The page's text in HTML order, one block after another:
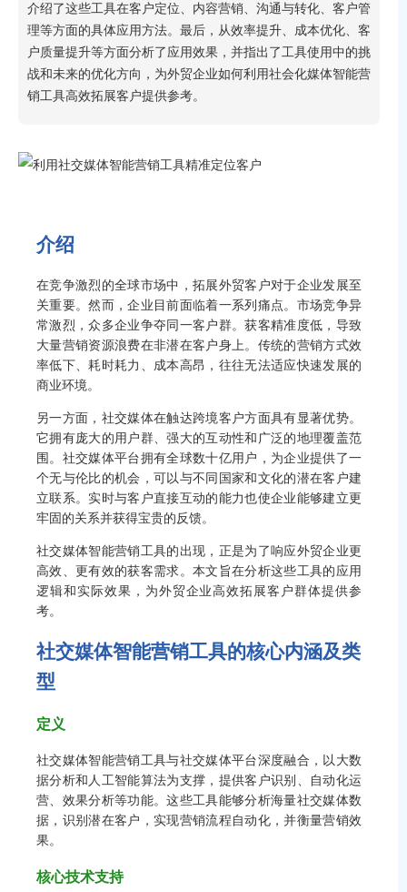
介绍了这些工具在客户定位、内容营销、沟通与转化、客户管
理等方面的具体应用方法。最后，从效率提升、成本优化、客
户质量提升等方面分析了应用效果，并指出了工具使用中的挑
战和未来的优化方向，为外贸企业如何利用社会化媒体智能营
销工具高效拓展客户提供参考。
介绍
在竞争激烈的全球市场中，拓展外贸客户对于企业发展至
关重要。然而，企业目前面临着一系列痛点。市场竞争异
常激烈，众多企业争夺同一客户群。获客精准度低，导致
大量营销资源浪费在非潜在客户身上。传统的营销方式效
率低下、耗时耗力、成本高昂，往往无法适应快速发展的
商业环境。
另一方面，社交媒体在触达跨境客户方面具有显著优势。
它拥有庞大的用户群、强大的互动性和广泛的地理覆盖范
围。社交媒体平台拥有全球数十亿用户，为企业提供了一
个无与伦比的机会，可以与不同国家和文化的潜在客户建
立联系。实时与客户直接互动的能力也使企业能够建立更
牢固的关系并获得宝贵的反馈。
社交媒体智能营销工具的出现，正是为了响应外贸企业更
高效、更有效的获客需求。本文旨在分析这些工具的应用
逻辑和实际效果，为外贸企业高效拓展客户群体提供参
考。
社交媒体智能营销工具的核心内涵及类
型
定义
社交媒体智能营销工具与社交媒体平台深度融合，以大数
据分析和人工智能算法为支撑，提供客户识别、自动化运
营、效果分析等功能。这些工具能够分析海量社交媒体数
据，识别潜在客户，实现营销流程自动化，并衡量营销效
果。
核心技术支持